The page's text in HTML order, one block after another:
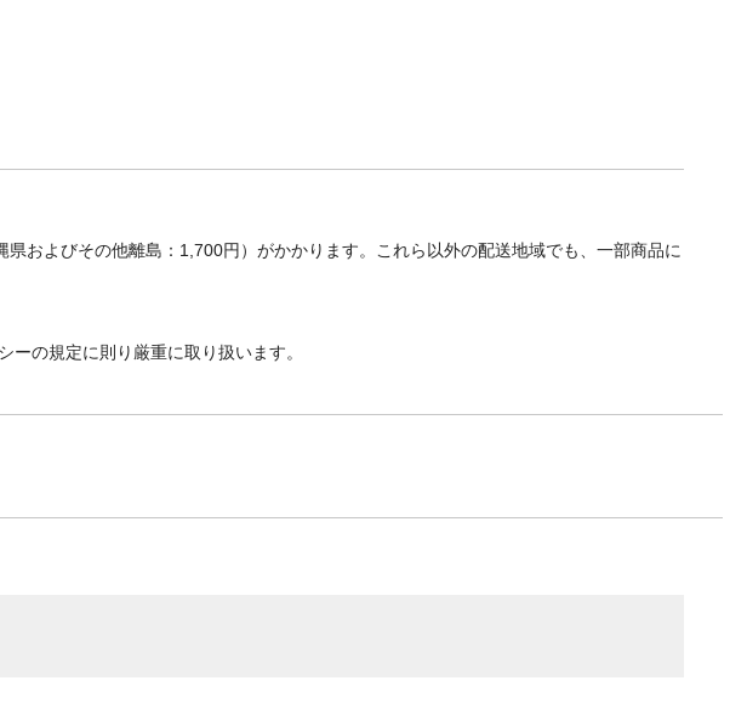
およびその他離島：1,700円）がかかります。これら以外の配送地域でも、一部商品に
の規定に則り厳重に取り扱います。